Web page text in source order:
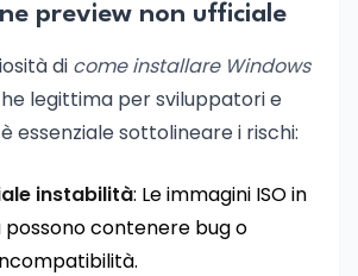
preview non ufficiale
di come installare Windows
legittima per sviluppatori e
essenziale sottolineare i rischi:
instabilità: Le immagini ISO in
contenere bug o